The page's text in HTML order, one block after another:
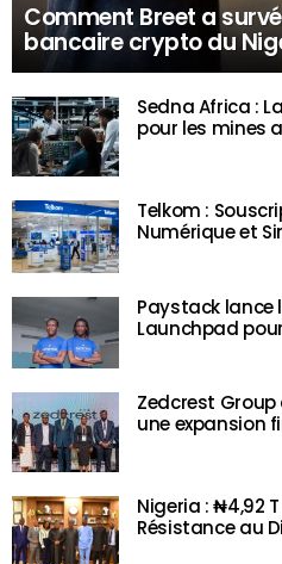
Comment Breet a
bancaire crypto du
Sedna Africa :
pour les mines
Telkom :
Numérique et
Paystack lance
Launchpad
Zedcrest
une expansion
Nigeria : ₦4,92
Résistance au